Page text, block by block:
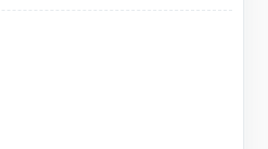
客、枪客、医生、弓手。每一种职业